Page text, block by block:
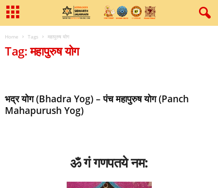
Home Tags महापुरुष योग
Tag: महापुरुष योग
भद्र योग (Bhadra Yog) – पंच महापुरुष योग (Panch
Mahapurush Yog)
ॐ गं गणपतये नम: